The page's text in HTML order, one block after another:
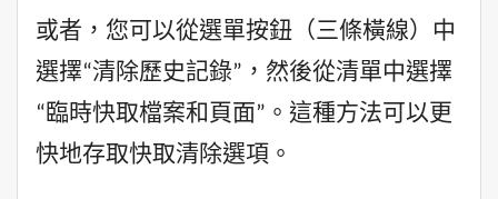
或者，您可以從選單按鈕（三條橫線）中
選擇“清除歷史記錄”，然後從清單中選擇
“臨時快取檔案和頁面”。這種方法可以更
快地存取快取清除選項。